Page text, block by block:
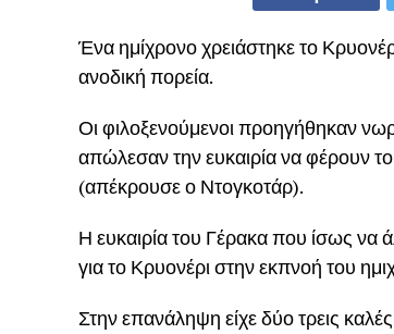
Ένα ημίχρονο χρειάστηκε το
ανοδική πορεία.
Οι φιλοξενούμενοι προηγήθηκαν
απώλεσαν την ευκαιρία να φέρουν
(απέκρουσε ο Ντογκοτάρ).
Η ευκαιρία του Γέρακα που ίσως να
για το Κρυονέρι στην εκπνοή του
Στην επανάληψη είχε δύο τρεις